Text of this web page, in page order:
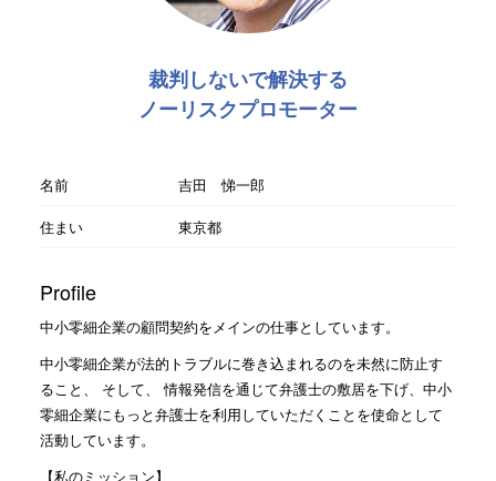
裁判しないで解決する
ノーリスクプロモーター
名前
吉田 悌一郎
住まい
東京都
Profile
中小零細企業の顧問契約をメインの仕事としています。
中小零細企業が法的トラブルに巻き込まれるのを未然に防止す
ること、 そして、 情報発信を通じて弁護士の敷居を下げ、中小
零細企業にもっと弁護士を利用していただくことを使命として
活動しています。
【私のミッション】